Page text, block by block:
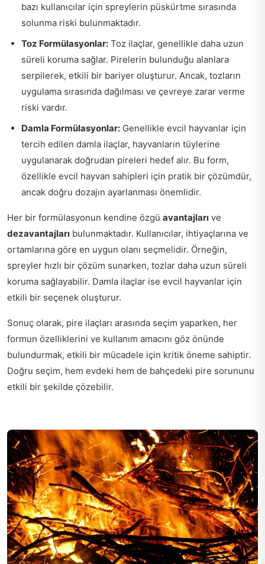
bazı kullanıcılar için spreylerin püskürtme sırasında
solunma riski bulunmaktadır.
Toz Formülasyonlar: Toz ilaçlar, genellikle daha uzun
süreli koruma sağlar. Pirelerin bulunduğu alanlara
serpilerek, etkili bir bariyer oluşturur. Ancak, tozların
uygulama sırasında dağılması ve çevreye zarar verme
riski vardır.
Damla Formülasyonlar: Genellikle evcil hayvanlar için
tercih edilen damla ilaçlar, hayvanların tüylerine
uygulanarak doğrudan pireleri hedef alır. Bu form,
özellikle evcil hayvan sahipleri için pratik bir çözümdür,
ancak doğru dozajın ayarlanması önemlidir.
Her bir formülasyonun kendine özgü avantajları ve
dezavantajları bulunmaktadır. Kullanıcılar, ihtiyaçlarına ve
ortamlarına göre en uygun olanı seçmelidir. Örneğin,
spreyler hızlı bir çözüm sunarken, tozlar daha uzun süreli
koruma sağlayabilir. Damla ilaçlar ise evcil hayvanlar için
etkili bir seçenek oluşturur.
Sonuç olarak, pire ilaçları arasında seçim yaparken, her
formun özelliklerini ve kullanım amacını göz önünde
bulundurmak, etkili bir mücadele için kritik öneme sahiptir.
Doğru seçim, hem evdeki hem de bahçedeki pire sorununu
etkili bir şekilde çözebilir.